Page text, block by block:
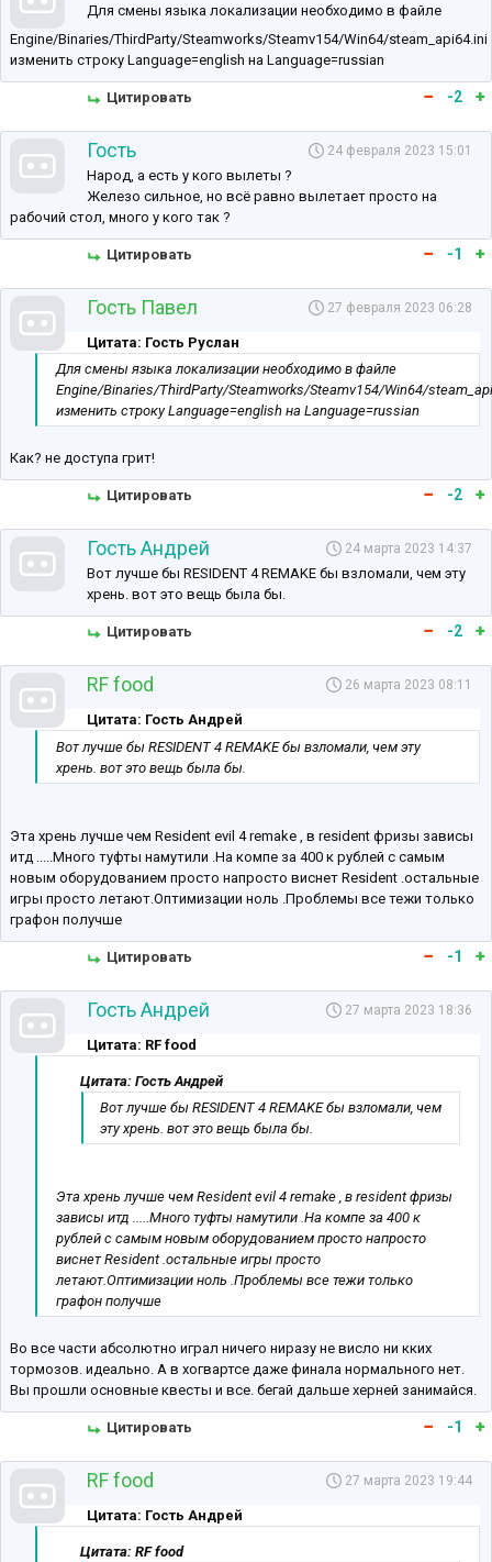
Для смены языка локализации необходимо в файле
Engine/Binaries/ThirdParty/Steamworks/Steamv154/Win64/steam_api64.ini
изменить строку Language=english на Language=russian
Цитировать -2
Гость 24 февраля 2023 15:01
Народ, а есть у кого вылеты ?
Железо сильное, но всё равно вылетает просто на
рабочий стол, много у кого так ?
Цитировать -1
Гость Павел 27 февраля 2023 06:28
Цитата: Гость Руслан
Для смены языка локализации необходимо в файле
Engine/Binaries/ThirdParty/Steamworks/Steamv154/Win64/
изменить строку Language=english на Language=russian
Как? не доступа грит!
Цитировать -2
Гость Андрей 24 марта 2023 14:37
Вот лучше бы RESIDENT 4 REMAKE бы взломали, чем эту
хрень. вот это вещь была бы.
Цитировать -2
RF food 26 марта 2023 08:11
Цитата: Гость Андрей
Вот лучше бы RESIDENT 4 REMAKE бы взломали, чем эту
хрень. вот это вещь была бы.
Эта хрень лучше чем Resident evil 4 remake , в resident фризы зависы
итд .....Много туфты намутили .На компе за 400 к рублей с самым
новым оборудованием просто напросто виснет Resident .остальные
игры просто летают.Оптимизации ноль .Проблемы все тежи только
графон получше
Цитировать -1
Гость Андрей 27 марта 2023 18:36
Цитата: RF food
Цитата: Гость Андрей
Вот лучше бы RESIDENT 4 REMAKE бы взломали, чем
эту хрень. вот это вещь была бы.
Эта хрень лучше чем Resident evil 4 remake , в resident фризы
зависы итд .....Много туфты намутили .На компе за 400 к
рублей с самым новым оборудованием просто напросто
виснет Resident .остальные игры просто
летают.Оптимизации ноль .Проблемы все тежи только
графон получше
Во все части абсолютно играл ничего ниразу не висло ни кких
тормозов. идеально. А в хогвартсе даже финала нормального нет.
Вы прошли основные квесты и все. бегай дальше херней занимайся.
Цитировать -1
RF food 27 марта 2023 19:44
Цитата: Гость Андрей
Цитата: RF food